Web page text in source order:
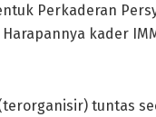
Perkaderan
kader
tuntas